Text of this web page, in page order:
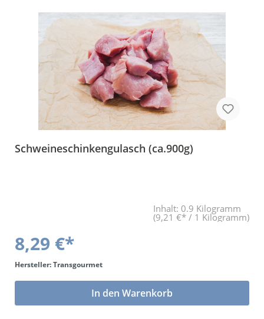
Schweineschinkengulasch (ca.900g)
Inhalt: 0.9 Kilogramm
(9,21 €* / 1 Kilogramm)
8,29 €*
Hersteller: Transgourmet
In den Warenkorb